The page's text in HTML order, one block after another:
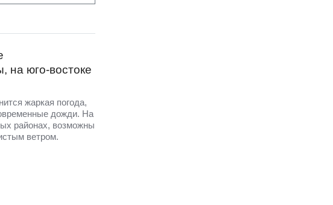
на юго-востоке
жаркая погода,
дожди. На
районах, возможны
ветром.